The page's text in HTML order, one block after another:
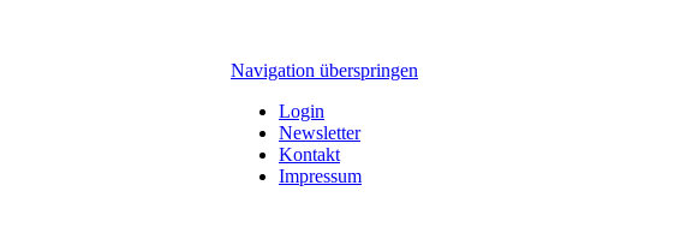
Navigation überspringen
Login
Newsletter
Kontakt
Impressum